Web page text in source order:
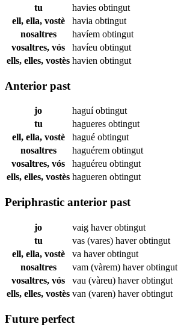
tu
havies obtingut
ell, ella, vostè
havia obtingut
nosaltres
havíem obtingut
vosaltres, vós
havíeu obtingut
ells, elles, vostès havien obtingut
Anterior past
jo haguíobtingut
tu
hagueres obtingut
ell, ella, vostè
hagué obtingut
nosaltres
haguérem obtingut
vosaltres, vós
haguéreu obtingut
ells, elles, vostès hagueren obtingut
Periphrastic anterior past
jo vaig haverobtingut
tu
vas (vares) haverobtingut
ell, ella, vostè
va haverobtingut
nosaltres
vam (vàrem) haverobtingut
vosaltres, vós
vau (vàreu) haverobtingut
ells, elles, vostès van (varen) haverobtingut
Future perfect